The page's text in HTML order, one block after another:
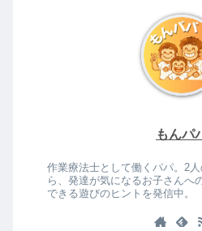
もんパ
作業療法士として働くパパ。2
ら、発達が気になるお子さんへ
できる遊びのヒントを発信中。